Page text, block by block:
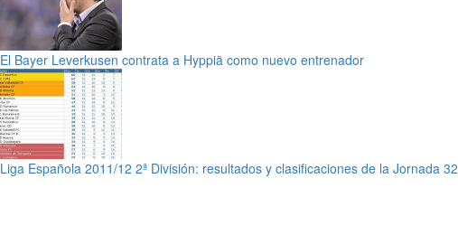
El Bayer Leverkusen contrata a Hyppiä como nuevo entrenador
Liga Española 2011/12 2ª División: resultados y clasificaciones de la Jornada 32